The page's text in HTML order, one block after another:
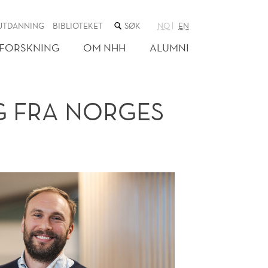
BIBLIOTEKET SØK
NETTSTEDET
NO EN
OM NHH ALUMNI
FRA NORGES